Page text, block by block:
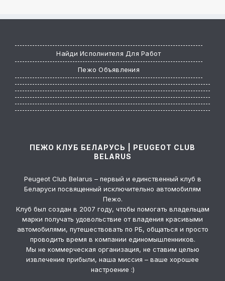
Найди Исполнителя Для Работ
Пежо Объявления
ПЕЖО КЛУБ БЕЛАРУСЬ | PEUGEOT CLUB
BELARUS
Peugeot Club Belarus – первый и единственный клуб в
Беларуси посвященный исключительно автомобилям
Пежо.
Клуб был создан в 2007 году, чтобы помогать владельцам
марки получать удовольствие от владения красивыми
автомобилями, путешествовать по РБ, общаться и просто
проводить время в компании единомышленников.
Мы не коммерческая организация, не ставим целью
извлечение прибыли, наша миссия – ваше хорошее
настроение :)